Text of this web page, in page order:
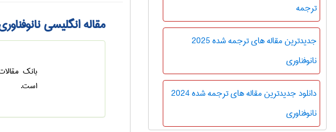
مقاله انگلیسی
بانک
است.
ترجمه
جدیدترین مقاله های ترجمه شده 2025
نانوفناوری
دانلود جدیدترین مقاله های ترجمه شده 2024
نانوفناوری